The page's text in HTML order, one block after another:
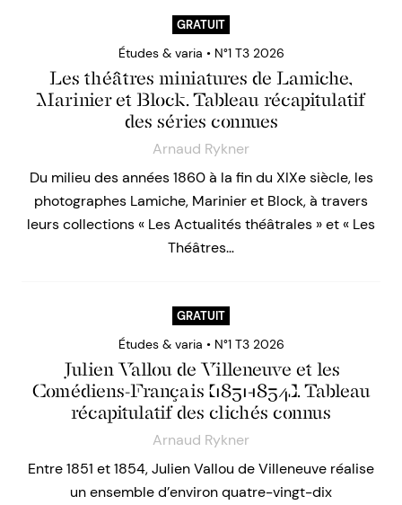
GRATUIT
Études & varia • N°1 T3 2026
Les théâtres miniatures de Lamiche,
Marinier et Block. Tableau récapitulatif
des séries connues
Arnaud Rykner
Du milieu des années 1860 à la fin du XIXe siècle, les
photographes Lamiche, Marinier et Block, à travers
leurs collections « Les Actualités théâtrales » et « Les
Théâtres…
GRATUIT
Études & varia • N°1 T3 2026
Julien Vallou de Villeneuve et les
Comédiens-Français (1851-1854). Tableau
récapitulatif des clichés connus
Arnaud Rykner
Entre 1851 et 1854, Julien Vallou de Villeneuve réalise
un ensemble d’environ quatre-vingt-dix